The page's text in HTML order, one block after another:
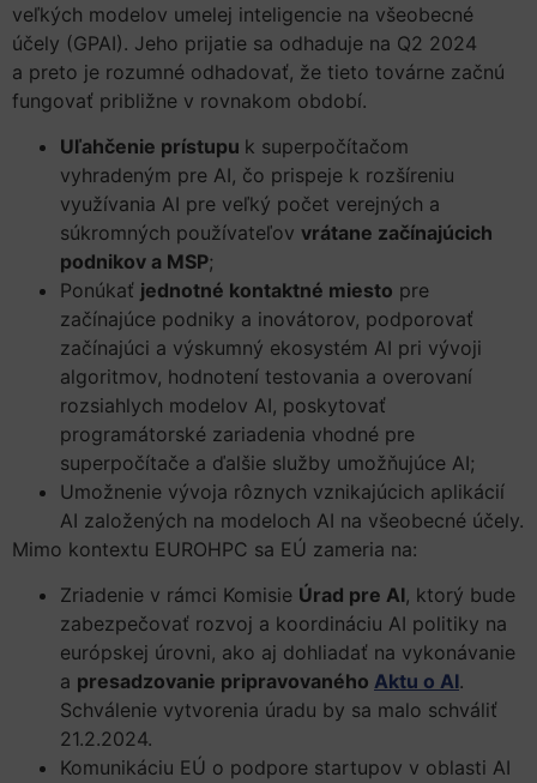
veľkých modelov umelej inteligencie na všeobecné
účely (GPAI). Jeho prijatie sa odhaduje na Q2 2024
a preto je rozumné odhadovať, že tieto továrne začnú
fungovať približne v rovnakom období.
Uľahčenie prístupu k superpočítačom
vyhradeným pre AI, čo prispeje k rozšíreniu
využívania AI pre veľký počet verejných a
súkromných používateľov vrátane začínajúcich
podnikov a MSP;
Ponúkať jednotné kontaktné miesto pre
začínajúce podniky a inovátorov, podporovať
začínajúci a výskumný ekosystém AI pri vývoji
algoritmov, hodnotení testovania a overovaní
rozsiahlych modelov AI, poskytovať
programátorské zariadenia vhodné pre
superpočítače a ďalšie služby umožňujúce AI;
Umožnenie vývoja rôznych vznikajúcich aplikácií
AI založených na modeloch AI na všeobecné účely.
Mimo kontextu EUROHPC sa EÚ zameria na:
Zriadenie v rámci Komisie Úrad pre AI, ktorý bude
zabezpečovať rozvoj a koordináciu AI politiky na
európskej úrovni, ako aj dohliadať na vykonávanie
a presadzovanie pripravovaného Aktu o AI.
Schválenie vytvorenia úradu by sa malo schváliť
21.2.2024.
Komunikáciu EÚ o podpore startupov v oblasti AI